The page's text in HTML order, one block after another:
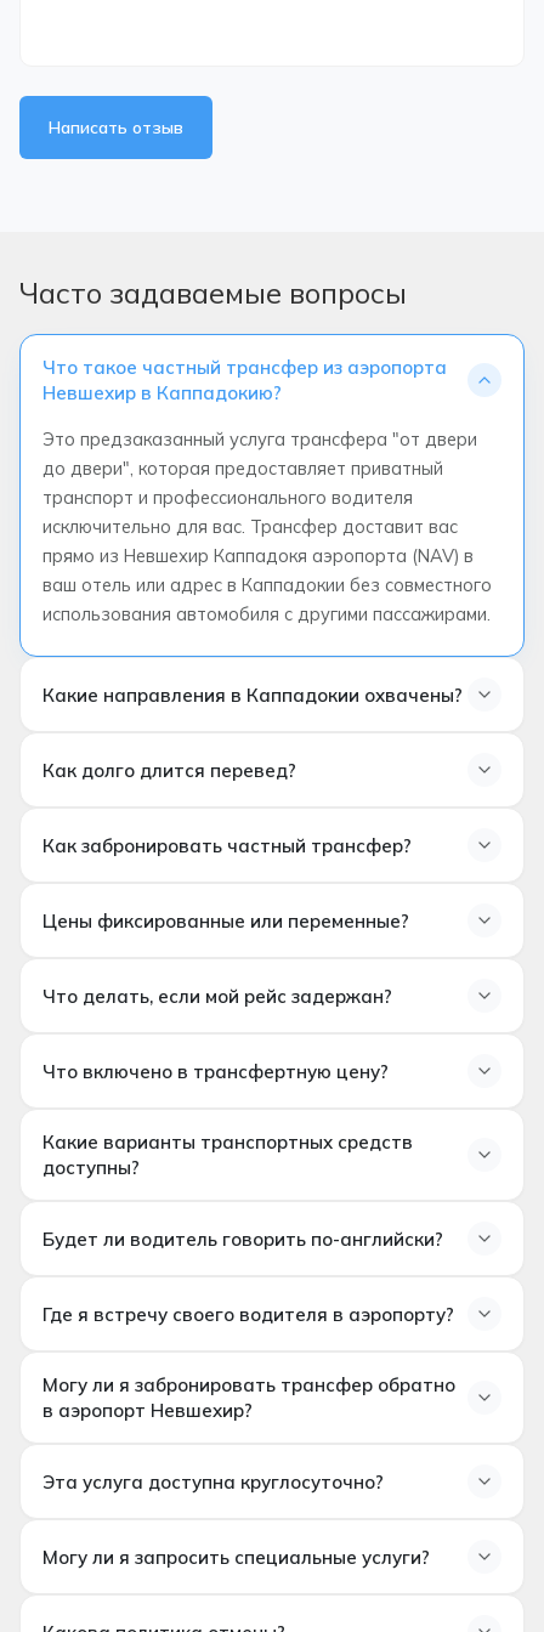
Написать отзыв
Часто задаваемые вопросы
Что такое частный трансфер из аэропорта
Невшехир в Каппадокию?
Это предзаказанный услуга трансфера "от двери
до двери", которая предоставляет приватный
транспорт и профессионального водителя
исключительно для вас. Трансфер доставит вас
прямо из Невшехир Каппадокя аэропорта (NAV) в
ваш отель или адрес в Каппадокии без совместного
использования автомобиля с другими пассажирами.
Какие направления в Каппадокии охвачены?
Юргюп
Ортахисар
Все отели, пещерные отели и частные
Как долго длится перевед?
Как забронировать частный трансфер?
Дата и время прибытия
Количество пассажиров
Цены фиксированные или переменные?
бронирования. Скрытых сборов нет. Конечная цена
Что делать, если мой рейс задержан?
водитель скорректирует время ожидания в
стандартное время ожидания для задержек рейсов
включено в услугу.
Что включено в трансфертную цену?
Частный транспорт и водителя
Топливо, парковка и дорожные сборы
Какие варианты транспортных средств
доступны?
Минивены / MPV (4–7 пассажиров)
Будет ли водитель говорить по-английски?
запросу. Пожалуйста, укажите это требование во
Где я встречу своего водителя в аэропорту?
прибытия с табличкой с вашим именем. Контактные
данные водителя будут переданы после
Могу ли я забронировать трансфер обратно
в аэропорт Невшехир?
Эта услуга доступна круглосуточно?
Могу ли я запросить специальные услуги?